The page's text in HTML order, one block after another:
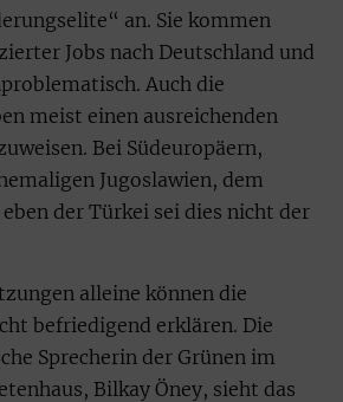
an. Sie kommen
Jobs nach Deutschland und
Auch die
meist einen ausreichenden
Bei Südeuropäern,
Jugoslawien, dem
der Türkei sei dies nicht der
alleine können die
befriedigend erklären. Die
Sprecherin der Grünen im
Bilkay Öney, sieht das